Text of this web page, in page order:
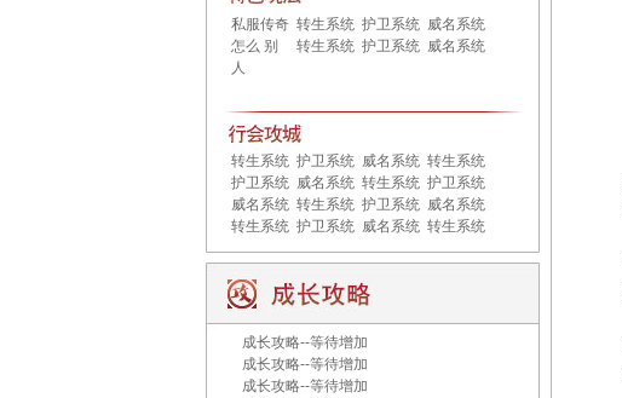
私服传奇
怎么 别
人
转生系统 护卫系统 威名系统
转生系统 护卫系统 威名系统
转生系统 护卫系统 威名系统 转生系统
护卫系统 威名系统 转生系统 护卫系统
威名系统 转生系统 护卫系统 威名系统
转生系统 护卫系统 威名系统 转生系统
成长攻略--等待增加
成长攻略--等待增加
成长攻略--等待增加